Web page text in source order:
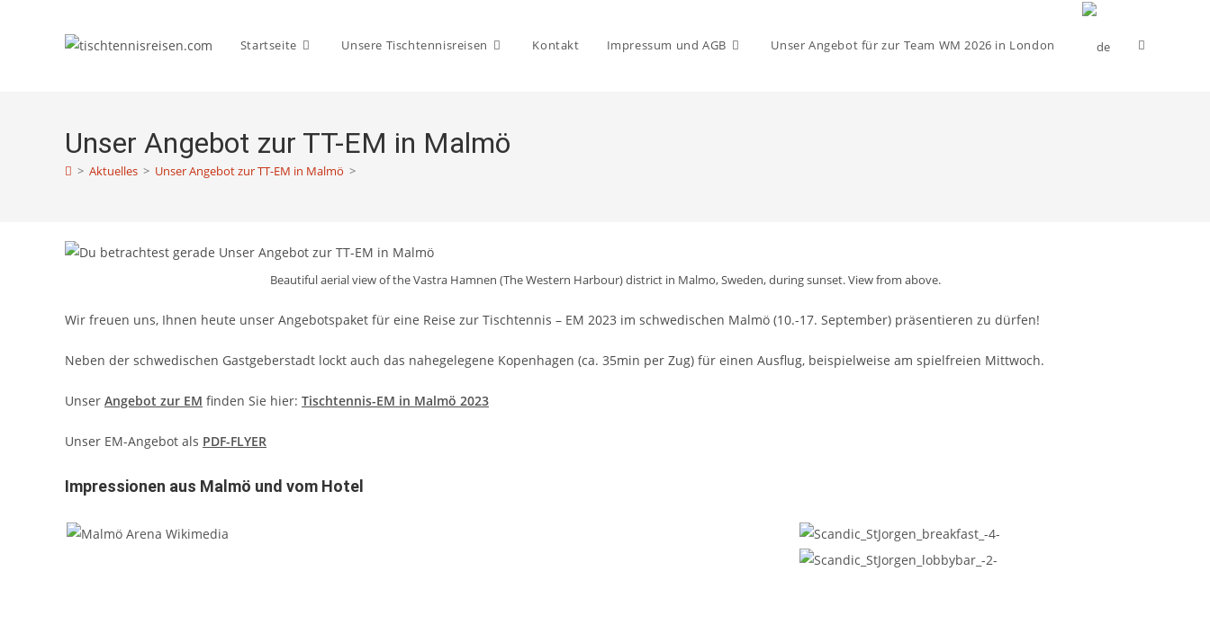
Startseite Unsere Tischtennisreisen Kontakt Impressum und AGB Unser Angebot für zur Team WM 2026 in London Website-
Unser Angebot zur TT-EM in Malmö
> Aktuelles > Unser Angebot zur TT-EM in Malmö >
Beautiful aerial view of the Vastra Hamnen (The Western Harbour) district in Malmo, Sweden, during sunset. View from above.
Wir freuen uns, Ihnen heute unser Angebotspaket für eine Reise zur Tischtennis – EM 2023 im schwedischen Malmö (10.-17. September) präsentieren zu dürfen!
Neben der schwedischen Gastgeberstadt lockt auch das nahegelegene Kopenhagen (ca. 35min per Zug) für einen Ausflug, beispielweise am spielfreien Mittwoch.
Unser Angebot zur EM finden Sie hier: Tischtennis-EM in Malmö 2023
Unser EM-Angebot als PDF-FLYER
Impressionen aus Malmö und vom Hotel